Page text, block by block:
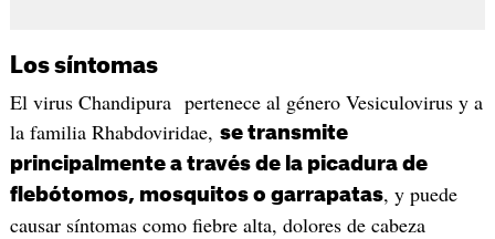
Los síntomas
El virus Chandipura pertenece al género Vesiculovirus y a
la familia Rhabdoviridae, se transmite
principalmente a través de la picadura de
flebótomos, mosquitos o garrapatas, y puede
causar síntomas como fiebre alta, dolores de cabeza